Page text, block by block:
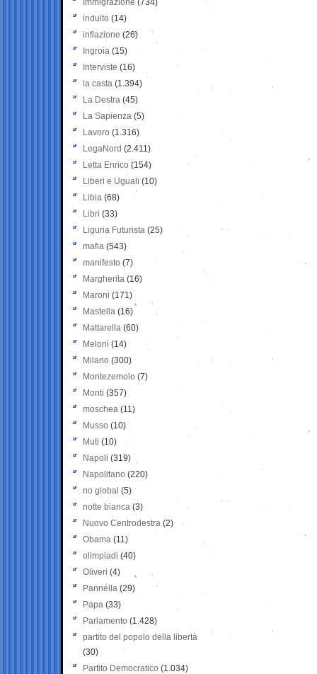
Immigrazione (734)
indulto (14)
inflazione (26)
Ingroia (15)
Interviste (16)
la casta (1.394)
La Destra (45)
La Sapienza (5)
Lavoro (1.316)
LegaNord (2.411)
Letta Enrico (154)
Liberi e Uguali (10)
Libia (68)
Libri (33)
Liguria Futurista (25)
mafia (543)
manifesto (7)
Margherita (16)
Maroni (171)
Mastella (16)
Mattarella (60)
Meloni (14)
Milano (300)
Montezemolo (7)
Monti (357)
moschea (11)
Musso (10)
Muti (10)
Napoli (319)
Napolitano (220)
no global (5)
notte bianca (3)
Nuovo Centrodestra (2)
Obama (11)
olimpiadi (40)
Oliveri (4)
Pannella (29)
Papa (33)
Parlamento (1.428)
partito del popolo della libertà
(30)
Partito Democratico (1.034)